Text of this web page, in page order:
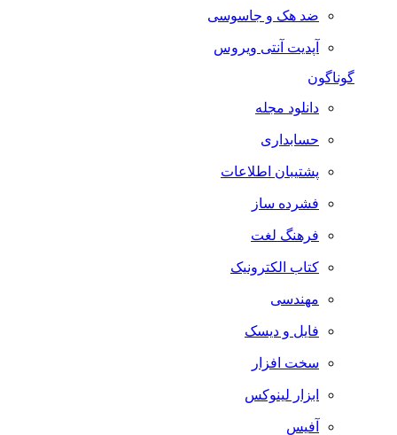
ضد هک و جاسوسی
آپدیت آنتی ویروس
گوناگون
دانلود مجله
حسابداری
پشتیبان اطلاعات
فشرده ساز
فرهنگ لغت
کتاب الکترونیک
مهندسی
فایل و دیسک
سخت افزار
ابزار لینوکس
آفیس